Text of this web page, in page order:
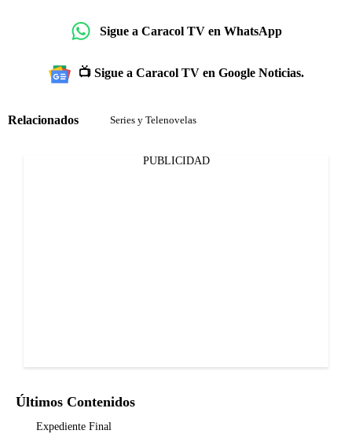
Sigue a Caracol TV en WhatsApp
📺 Sigue a Caracol TV en Google Noticias.
Relacionados Series y Telenovelas
PUBLICIDAD
Últimos Contenidos
Expediente Final